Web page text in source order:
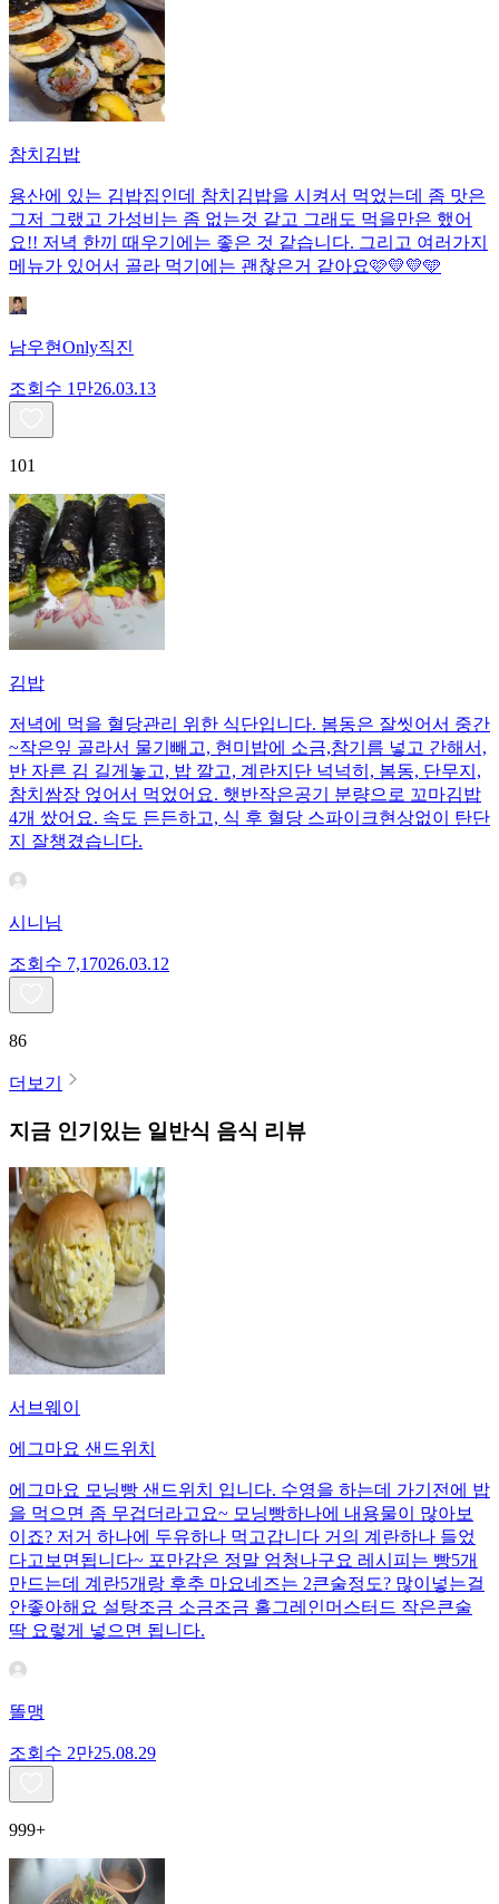
참치김밥
용산에 있는 김밥집인데 참치김밥을 시켜서 먹었는데 좀 맛은
그저 그랬고 가성비는 좀 없는것 같고 그래도 먹을만은 했어
요!! 저녁 한끼 때우기에는 좋은 것 같습니다. 그리고 여러가지
메뉴가 있어서 골라 먹기에는 괜찮은거 같아요🩷💛💛🩵
남우현Only직진
조회수 1만26.03.13
101
김밥
저녁에 먹을 혈당관리 위한 식단입니다. 봄동은 잘씻어서 중간
~작은잎 골라서 물기빼고, 현미밥에 소금,참기름 넣고 간해서,
반 자른 김 길게놓고, 밥 깔고, 계란지단 넉넉히, 봄동, 단무지,
참치쌈장 얹어서 먹었어요. 햇반작은공기 분량으로 꼬마김밥
4개 쌌어요. 속도 든든하고, 식 후 혈당 스파이크현상없이 탄단
지 잘챙겼습니다.
시니님
조회수 7,17026.03.12
86
더보기
지금 인기있는 일반식 음식 리뷰
서브웨이
에그마요 샌드위치
에그마요 모닝빵 샌드위치 입니다. 수영을 하는데 가기전에 밥
을 먹으면 좀 무겁더라고요~ 모닝빵하나에 내용물이 많아보
이죠? 저거 하나에 두유하나 먹고갑니다 거의 계란하나 들었
다고보면됩니다~ 포만감은 정말 엄청나구요 레시피는 빵5개
만드는데 계란5개랑 후추 마요네즈는 2큰술정도? 많이넣는걸
안좋아해요 설탕조금 소금조금 홀그레인머스터드 작은큰술
딱 요렇게 넣으면 됩니다.
똘맹
조회수 2만25.08.29
999+